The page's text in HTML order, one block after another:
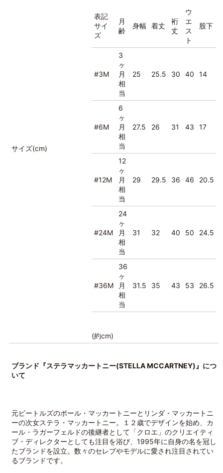
サイズ(cm)
表記
サイ
ズ
月
齢
身幅 着丈
裄
丈
ウ
エ
ス
ト
股下
#3M
3
ヶ
月
相
当
25 25.5 30 40 14
#6M
6
ヶ
月
相
当
27.5 26 31 43 17
#12M
12
ヶ
月
相
当
29 29.5 36 46 20.5
#24M
24
ヶ
月
相
当
31 32 40 50 24.5
#36M
36
ヶ
月
相
当
31.5 35 43 53 26.5
(約cm)
ブランド『ステラマッカートニー(STELLA MCCARTNEY)』につ
いて
元ビートルズのポール・マッカートニーとリンダ・マッカートニ
ーの次女ステラ・マッカートニー。１２歳でデザインを始め、カ
ール・ラガーフェルドの後継者として「クロエ」のクリエイティ
ブ・ディレクターとしても注目を浴び、1995年に自身の名を冠し
たブランドを設立。数々のセレブやモデルに愛され注目されてい
るブランドです。